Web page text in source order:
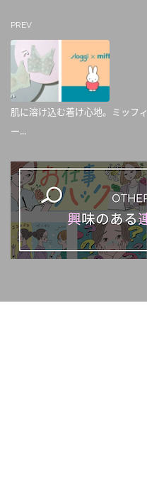
PREV
肌に溶け込む着け心地。ミッフィ
ー...